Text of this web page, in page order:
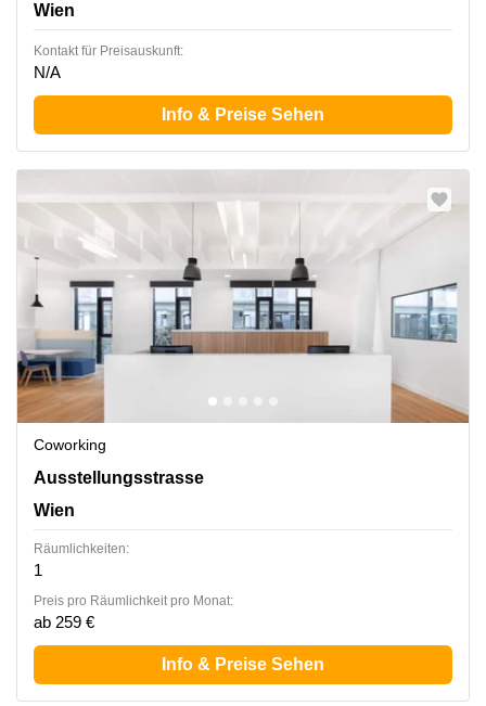
Wien
Kontakt für Preisauskunft:
N/A
Info & Preise Sehen
Coworking
Ausstellungsstrasse 50/C,2.OG, Wien
Ausstellungsstrasse
Wien
Räumlichkeiten:
1
Preis pro Räumlichkeit pro Monat:
ab 259 €
Info & Preise Sehen